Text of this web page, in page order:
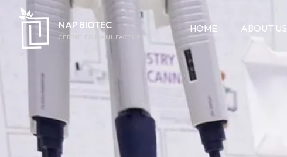
NAP BIOTEC
CERTIFIED MANUFACTURER
HOME ABOUT US